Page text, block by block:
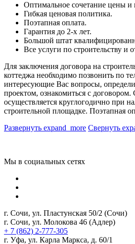
Оптимальное сочетание цены и
Гибкая ценовая политика.
Поэтапная оплата.
Гарантия до 2-х лет.
Большой штат
Все услуги по строительству и
Для заключения договора на
коттеджа необходимо позвонить по
интересующие Вас вопросы,
проектом, ознакомиться с договором.
осуществляется круглогодично при
строительной площадке. Поэтапная
Развернуть expand_more Свернуть
Мы в социальных сетях
г. Сочи, ул. Пластунская 50/2 (Сочи)
г. Сочи, ул. Молокова 46 (Адлер)
+ 7 (862) 2-777-305
г. Уфа, ул. Карла Маркса, д. 60/1